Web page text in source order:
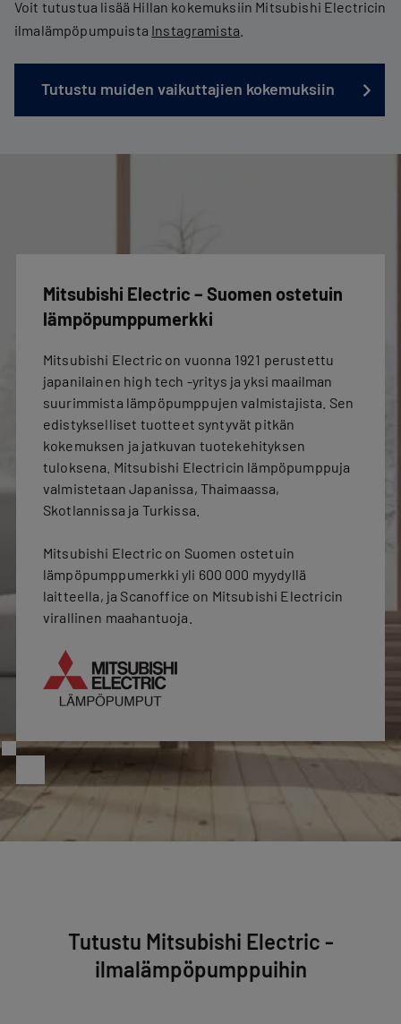
Voit tutustua lisää Hillan kokemuksiin Mitsubishi Electricin
ilmalämpöpumpuista Instagramista
Tutustu muiden vaikuttajien kokemuksiin
Mitsubishi Electric – Suomen ostetuin
lämpöpumppumerkki
Mitsubishi Electric on vuonna 1921 perustettu
japanilainen high tech -yritys ja yksi maailman
suurimmista lämpöpumppujen valmistajista. Sen
edistykselliset tuotteet syntyvät pitkän
kokemuksen ja jatkuvan tuotekehityksen
tuloksena. Mitsubishi Electricin lämpöpumppuja
valmistetaan Japanissa, Thaimaassa,
Skotlannissa ja Turkissa.
Mitsubishi Electric on Suomen ostetuin
lämpöpumppumerkki yli 600 000 myydyllä
laitteella, ja Scanoffice on Mitsubishi Electricin
virallinen maahantuoja.
Tutustu Mitsubishi Electric -
ilmalämpöpumppuihin